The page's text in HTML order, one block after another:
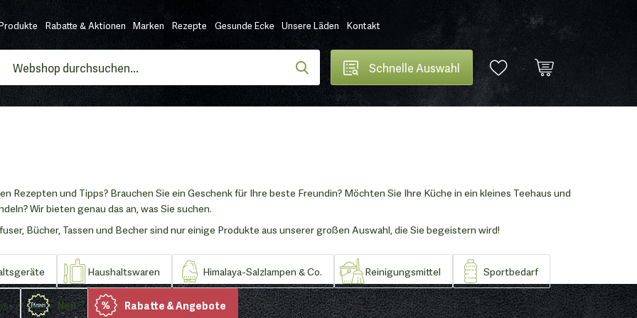
Rabatte & Aktionen Marken Rezepte Gesunde Ecke Unsere Läden Kontakt
Schnelle Auswahl
Rezepten und Tipps? Brauchen Sie ein Geschenk für Ihre beste Freundin? Möchten Sie Ihre Küche in ein kleines Teehaus und
Wir bieten genau das an, was Sie suchen.
Bücher, Tassen und Becher sind nur einige Produkte aus unserer großen Auswahl, die Sie begeistern wird!
Haushaltswaren Himalaya-Salzlampen & Co. Reinigungsmittel Sportbedarf
Neu Rabatte & Angebote